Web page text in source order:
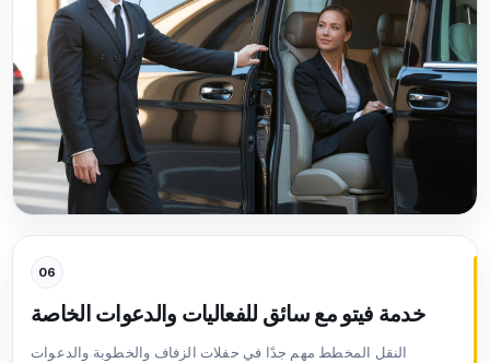
06
خدمة فيتو مع سائق للفعاليات والدعوات الخاصة
النقل المخطط مهم جدًا في حفلات الزفاف والخطوبة والدعوات